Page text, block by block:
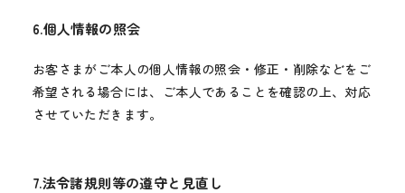
6.個人情報の照会
お客さまがご本人の個人情報の照会・修正・削除などをご
希望される場合には、ご本人であることを確認の上、対応
させていただきます。
7.法令諸規則等の遵守と見直し